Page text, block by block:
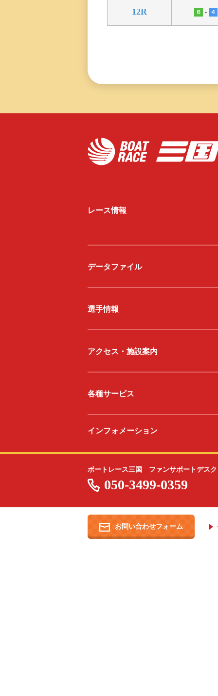
12R ６ - ４
レース情報
データファイル
選手情報
アクセス・施設案内
各種サービス
インフォメーション
ボートレース三国 ファンサポートデスク
050-3499-0359
お問い合わせフォーム